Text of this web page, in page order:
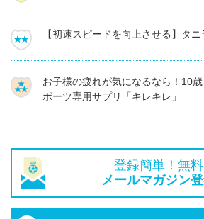
【初速スピードを向上させる】タ
お子様の疲れが気になるなら！10
ポーツ専用サプリ「キレキレ」
登録簡単！無料
メールマガジン